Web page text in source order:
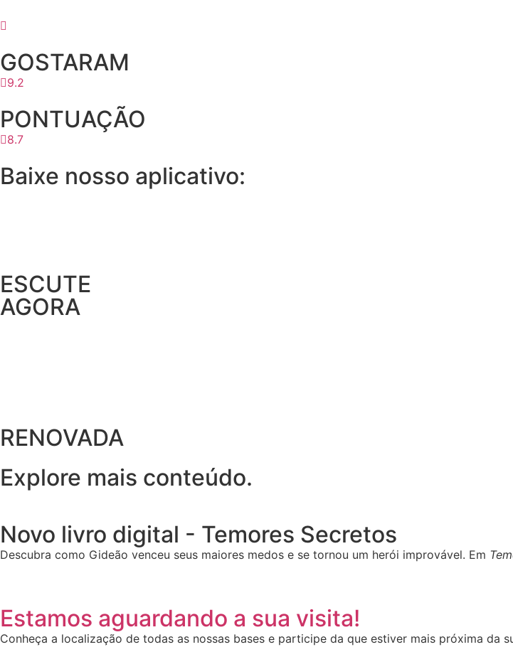
GOSTARAM
9.2
PONTUAÇÃO
8.7
Baixe nosso aplicativo:
ESCUTE
AGORA
RENOVADA
Explore mais conteúdo.
Novo livro digital - Temores Secretos
Descubra como Gideão venceu seus maiores medos e se tornou um herói improvável. Em
Estamos aguardando a sua visita!
Conheça a localização de todas as nossas bases e participe da que estiver mais próxima da